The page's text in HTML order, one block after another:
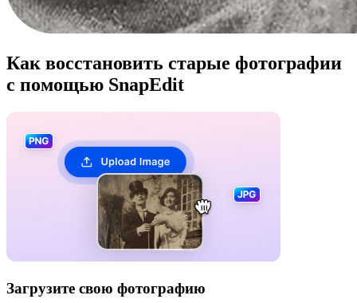
Как восстановить старые фотографии
с помощью SnapEdit
Загрузите свою фотографию